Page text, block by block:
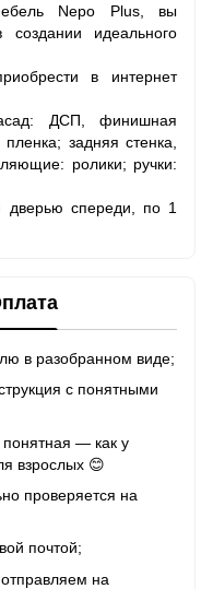
Nepo Plus, вы
идеального
в интернет
ДСП, финишная
задняя стенка,
ролики; ручки:
дверью спереди, по 1
в разобранном виде;
с понятными
понятная — как у
взрослых 😊
проверяется на
почтой;
на